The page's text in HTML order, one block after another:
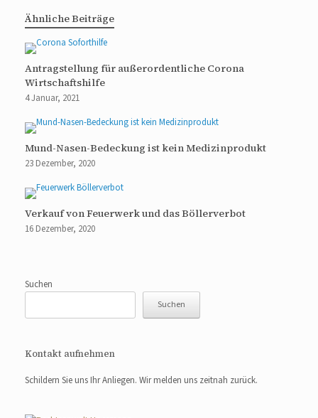
Ähnliche Beiträge
Antragstellung für außerordentliche Corona
Wirtschaftshilfe
4 Januar, 2021
Mund-Nasen-Bedeckung ist kein Medizinprodukt
23 Dezember, 2020
Verkauf von Feuerwerk und das Böllerverbot
16 Dezember, 2020
Suchen
Suchen
Kontakt aufnehmen
Schildern Sie uns Ihr Anliegen. Wir melden uns zeitnah zurück.